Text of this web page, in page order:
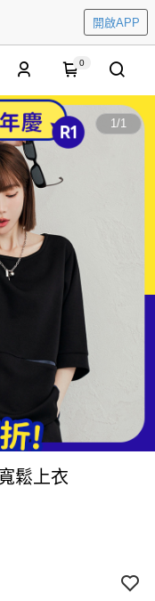
開啟APP
0
1/1
鬆上衣